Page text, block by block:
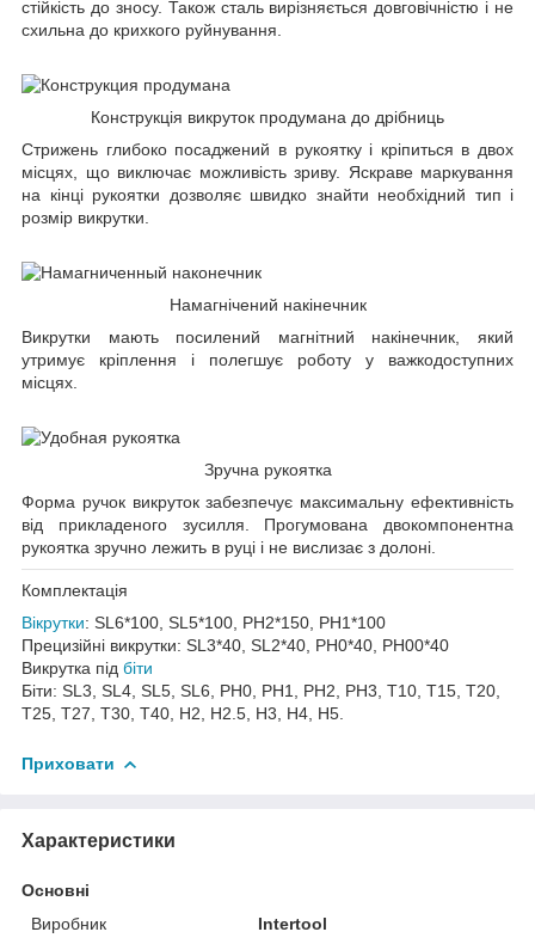
стійкість до зносу. Також сталь вирізняється довговічністю і не
схильна до крихкого руйнування.
Конструкція викруток продумана до дрібниць
Стрижень глибоко посаджений в рукоятку і кріпиться в двох
місцях, що виключає можливість зриву. Яскраве маркування
на кінці рукоятки дозволяє швидко знайти необхідний тип і
розмір викрутки.
Намагнічений накінечник
Викрутки мають посилений магнітний накінечник, який
утримує кріплення і полегшує роботу у важкодоступних
місцях.
Зручна рукоятка
Форма ручок викруток забезпечує максимальну ефективність
від прикладеного зусилля. Прогумована двокомпонентна
рукоятка зручно лежить в руці і не вислизає з долоні.
Комплектація
Вікрутки: SL6*100, SL5*100, PH2*150, PH1*100
Прецизійні викрутки: SL3*40, SL2*40, PH0*40, PH00*40
Викрутка під біти
Біти: SL3, SL4, SL5, SL6, PH0, PH1, PH2, PH3, T10, T15, T20,
T25, T27, T30, T40, H2, H2.5, H3, H4, H5.
Приховати
Характеристики
Основні
Виробник
Intertool